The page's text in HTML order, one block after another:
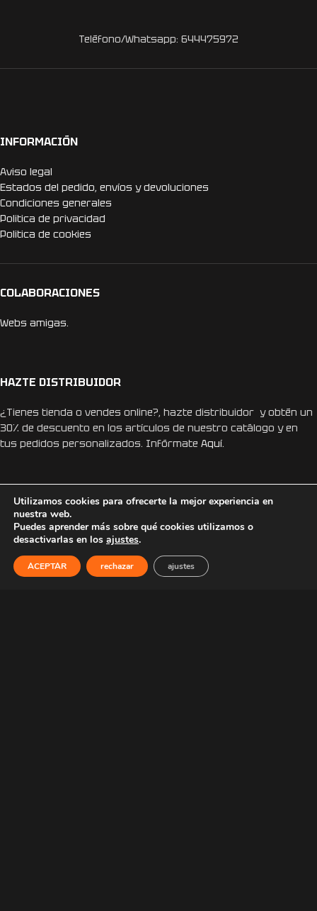
Teléfono/Whatsapp: 644475972
INFORMACIÓN
Aviso legal
Estados del pedido, envíos y devoluciones
Condiciones generales
Politica de privacidad
Politica de cookies
COLABORACIONES
Webs amigas.
HAZTE DISTRIBUIDOR
¿Tienes tienda o vendes online?, hazte distribuidor y obtén un
30% de descuento en los artículos de nuestro catálogo y en
tus pedidos personalizados. Infórmate Aquí.
REDES SOCIALES
Instagram
Facebook
Utilizamos cookies para ofrecerte la mejor experiencia en
nuestra web.
Puedes aprender más sobre qué cookies utilizamos o
desactivarlas en los ajustes.
ACEPTAR rechazar ajustes